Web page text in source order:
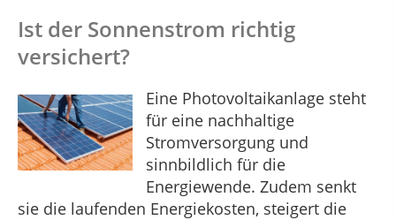
Ist der Sonnenstrom richtig
versichert?
Eine Photovoltaikanlage steht
für eine nachhaltige
Stromversorgung und
sinnbildlich für die
Energiewende. Zudem senkt
sie die laufenden Energiekosten, steigert die